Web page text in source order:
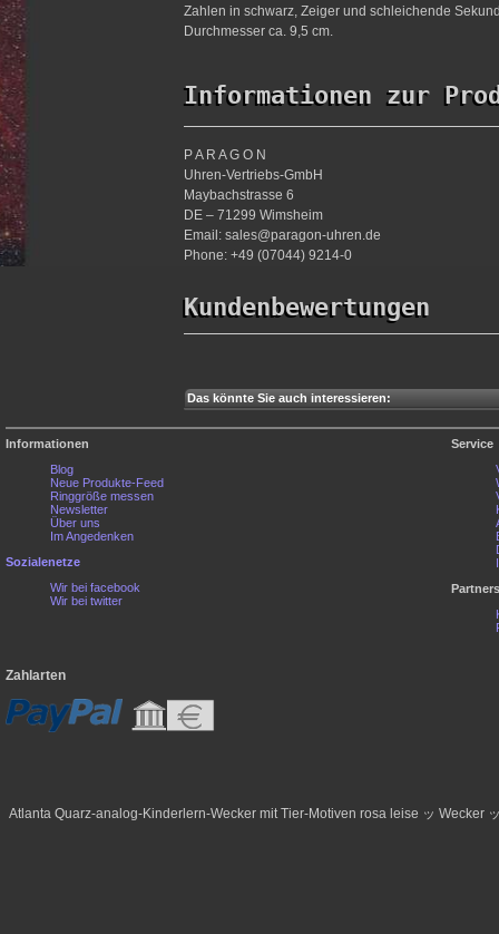
Zahlen in schwarz, Zeiger und schleichende
Durchmesser ca. 9,5 cm.
Informationen zur
P A R A G O N
Uhren-Vertriebs-GmbH
Maybachstrasse 6
DE – 71299 Wimsheim
Email: sales@paragon-uhren.de
Phone: +49 (07044) 9214-0
Kundenbewertungen
Das könnte Sie auch interessieren:
Informationen
Blog
Neue Produkte-Feed
Ringgröße messen
Newsletter
Über uns
Im Angedenken
Sozialenetze
Wir bei facebook
Wir bei twitter
Service
Zahlarten
Atlanta Quarz-analog-Kinderlern-Wecker mit Tier-Motiven rosa leise ッ Wecker